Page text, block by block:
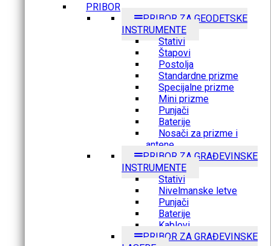
PRIBOR
PRIBOR ZA GEODETSKE
INSTRUMENTE
Stativi
Štapovi
Postolja
Standardne prizme
Specijalne prizme
Mini prizme
Punjači
Baterije
Nosači za prizme i
antene
PRIBOR ZA GRAĐEVINSKE
INSTRUMENTE
Stativi
Nivelmanske letve
Punjači
Baterije
Kablovi
PRIBOR ZA GRAĐEVINSKE